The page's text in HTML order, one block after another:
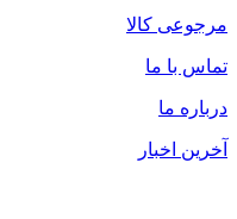
مرجوعی کالا
تماس با ما
درباره ما
آخرین اخبار